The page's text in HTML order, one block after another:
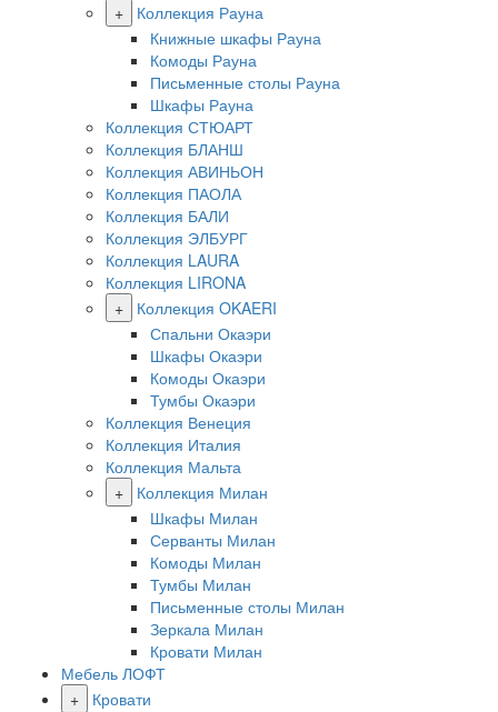
+
Коллекция Рауна
Книжные шкафы Рауна
Комоды Рауна
Письменные столы Рауна
Шкафы Рауна
Коллекция СТЮАРТ
Коллекция БЛАНШ
Коллекция АВИНЬОН
Коллекция ПАОЛА
Коллекция БАЛИ
Коллекция ЭЛБУРГ
Коллекция LAURA
Коллекция LIRONA
+
Коллекция OKAERI
Спальни Окаэри
Шкафы Окаэри
Комоды Окаэри
Тумбы Окаэри
Коллекция Венеция
Коллекция Италия
Коллекция Мальта
+
Коллекция Милан
Шкафы Милан
Серванты Милан
Комоды Милан
Тумбы Милан
Письменные столы Милан
Зеркала Милан
Кровати Милан
Мебель ЛОФТ
+
Кровати